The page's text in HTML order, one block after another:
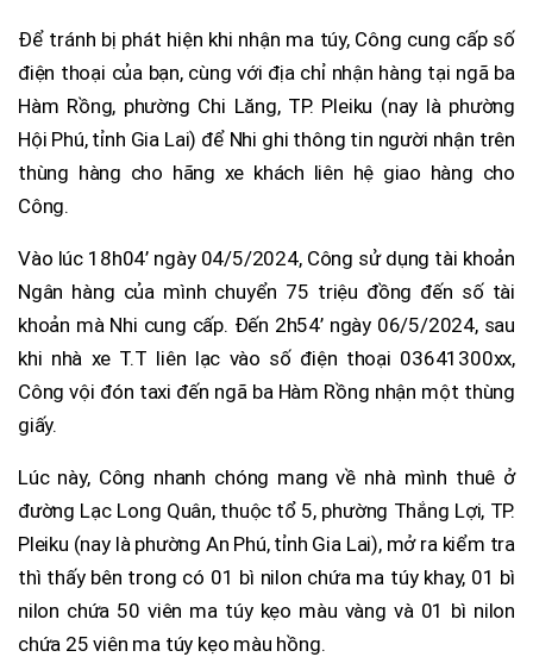
Để tránh bị phát hiện khi nhận ma túy, Công cung cấp số
điện thoại của bạn, cùng với địa chỉ nhận hàng tại ngã ba
Hàm Rồng, phường Chi Lăng, TP. Pleiku (nay là phường
Hội Phú, tỉnh Gia Lai) để Nhi ghi thông tin người nhận trên
thùng hàng cho hãng xe khách liên hệ giao hàng cho
Công.
Vào lúc 18h04’ ngày 04/5/2024, Công sử dụng tài khoản
Ngân hàng của mình chuyển 75 triệu đồng đến số tài
khoản mà Nhi cung cấp. Đến 2h54’ ngày 06/5/2024, sau
khi nhà xe T.T liên lạc vào số điện thoại 03641300xx,
Công vội đón taxi đến ngã ba Hàm Rồng nhận một thùng
giấy.
Lúc này, Công nhanh chóng mang về nhà mình thuê ở
đường Lạc Long Quân, thuộc tổ 5, phường Thắng Lợi, TP.
Pleiku (nay là phường An Phú, tỉnh Gia Lai), mở ra kiểm tra
thì thấy bên trong có 01 bì nilon chứa ma túy khay, 01 bì
nilon chứa 50 viên ma túy kẹo màu vàng và 01 bì nilon
chứa 25 viên ma túy kẹo màu hồng.